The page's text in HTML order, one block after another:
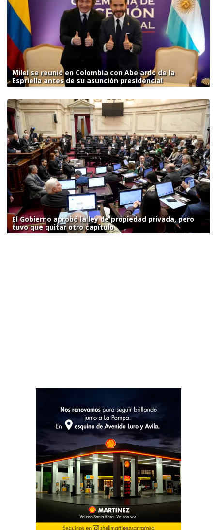
Milei se reunió en Colombia con Abelardo de la
Espriella antes de su asunción presidencial
El Gobierno aprobó la ley de propiedad privada, pero
tuvo que quitar otro capítulo